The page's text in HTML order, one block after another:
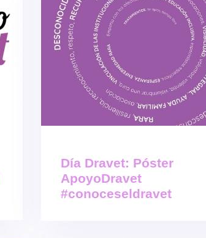
Día Dravet: Póster
ApoyoDravet
#conoceseldravet